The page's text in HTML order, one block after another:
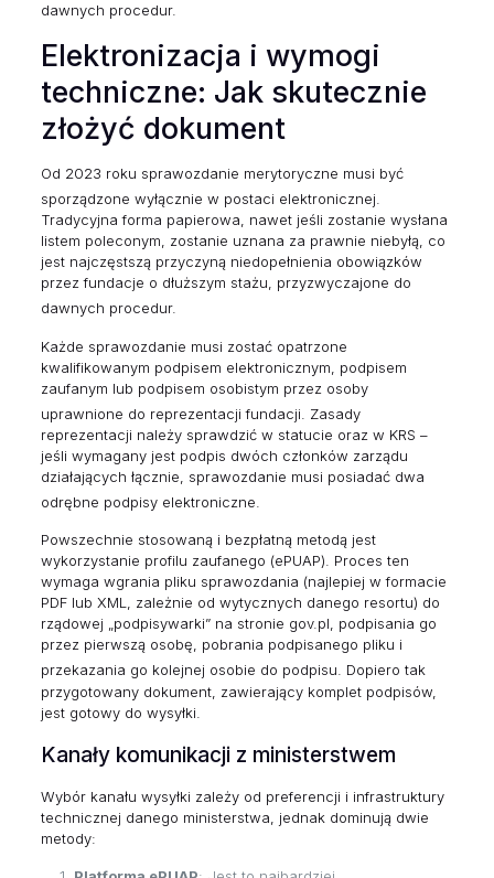
dawnych procedur.
Elektronizacja i wymogi
techniczne: Jak skutecznie
złożyć dokument
Od 2023 roku sprawozdanie merytoryczne musi być
sporządzone wyłącznie w postaci elektronicznej.
Tradycyjna forma papierowa, nawet jeśli zostanie wysłana
listem poleconym, zostanie uznana za prawnie niebyłą, co
jest najczęstszą przyczyną niedopełnienia obowiązków
przez fundacje o dłuższym stażu, przyzwyczajone do
dawnych procedur.
Każde sprawozdanie musi zostać opatrzone
kwalifikowanym podpisem elektronicznym, podpisem
zaufanym lub podpisem osobistym przez osoby
uprawnione do reprezentacji fundacji.
Zasady
reprezentacji należy sprawdzić w statucie oraz w KRS –
jeśli wymagany jest podpis dwóch członków zarządu
działających łącznie, sprawozdanie musi posiadać dwa
odrębne podpisy elektroniczne.
Powszechnie stosowaną i bezpłatną metodą jest
wykorzystanie profilu zaufanego (ePUAP). Proces ten
wymaga wgrania pliku sprawozdania (najlepiej w formacie
PDF lub XML, zależnie od wytycznych danego resortu) do
rządowej „podpisywarki” na stronie gov.pl, podpisania go
przez pierwszą osobę, pobrania podpisanego pliku i
przekazania go kolejnej osobie do podpisu. Dopiero tak
przygotowany dokument, zawierający komplet podpisów,
jest gotowy do wysyłki.
Kanały komunikacji z ministerstwem
Wybór kanału wysyłki zależy od preferencji i infrastruktury
technicznej danego ministerstwa, jednak dominują dwie
metody: